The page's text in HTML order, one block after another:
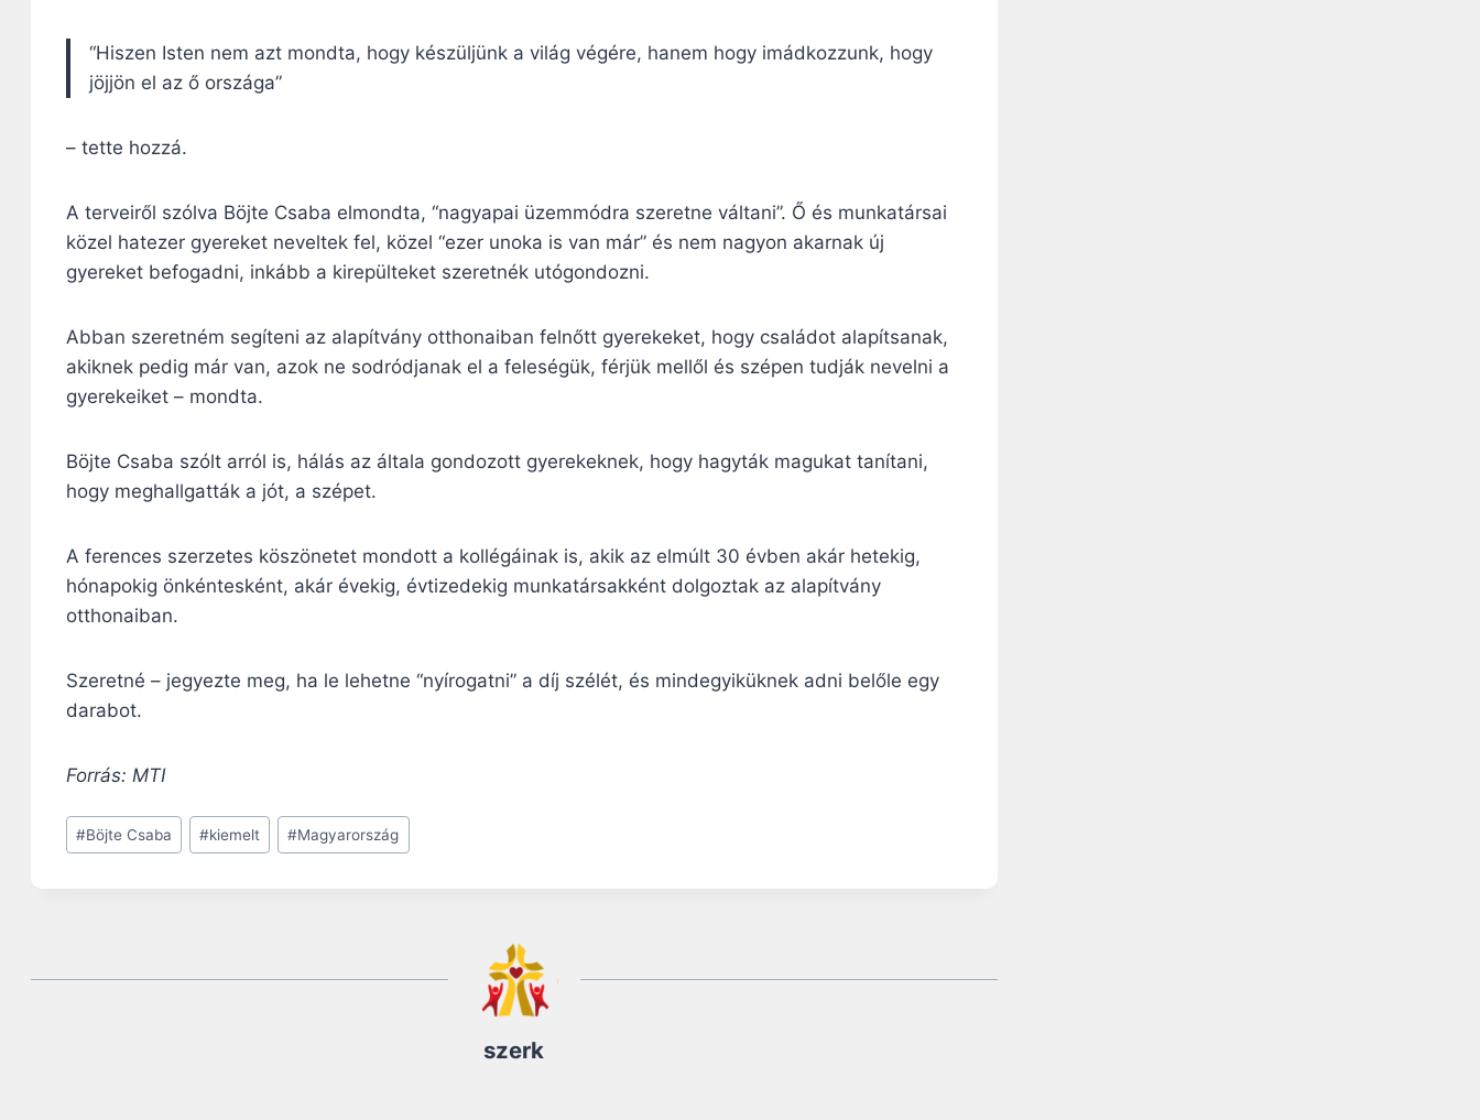
“Hiszen Isten nem azt mondta, hogy készüljünk a világ végére, hanem hogy imádkozzunk, hogy
jöjjön el az ő országa”
– tette hozzá.
A terveiről szólva Böjte Csaba elmondta, “nagyapai üzemmódra szeretne váltani”. Ő és munkatársai
közel hatezer gyereket neveltek fel, közel “ezer unoka is van már” és nem nagyon akarnak új
gyereket befogadni, inkább a kirepülteket szeretnék utógondozni.
Abban szeretném segíteni az alapítvány otthonaiban felnőtt gyerekeket, hogy családot alapítsanak,
akiknek pedig már van, azok ne sodródjanak el a feleségük, férjük mellől és szépen tudják nevelni a
gyerekeiket – mondta.
Böjte Csaba szólt arról is, hálás az általa gondozott gyerekeknek, hogy hagyták magukat tanítani,
hogy meghallgatták a jót, a szépet.
A ferences szerzetes köszönetet mondott a kollégáinak is, akik az elmúlt 30 évben akár hetekig,
hónapokig önkéntesként, akár évekig, évtizedekig munkatársakként dolgoztak az alapítvány
otthonaiban.
Szeretné – jegyezte meg, ha le lehetne “nyírogatni” a díj szélét, és mindegyiküknek adni belőle egy
darabot.
Forrás: MTI
Post
Tags:
#Böjte Csaba #kiemelt #Magyarország
szerk